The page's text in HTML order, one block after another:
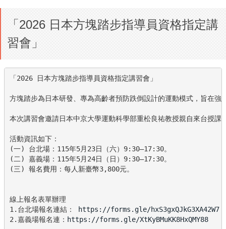
「2026 日本方塊踏步指導員資格指定講
習會」
「2026 日本方塊踏步指導員資格指定講習會」
方塊踏步為日本研發、專為高齡者預防跌倒設計的運動模式，旨在強
本次講習會邀請日本中京大學運動科學部重松良祐教授親自來台授課
活動資訊如下：
(一) 台北場：115年5月23日（六）9:30–17:30。
(二) 嘉義場：115年5月24日（日）9:30–17:30。
(三) 報名費用：每人新臺幣3,800元。
線上報名表單辦理
1.台北場報名連結： https://forms.gle/hxS3gxQJkG3XA42W7
2.嘉義場報名連： https://forms.gle/XtKyBMuKK8HxQMY88